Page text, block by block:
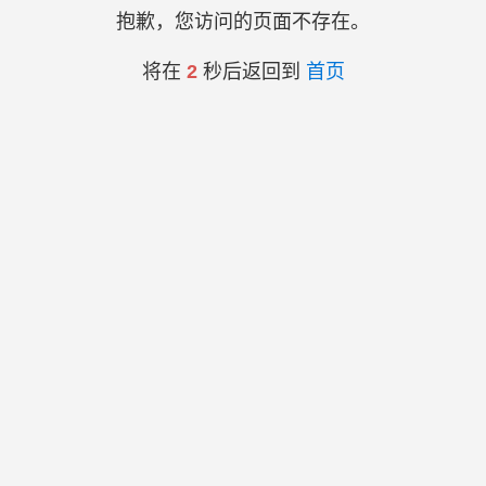
抱歉，您访问的页面不存在。
将在 2秒后返回到 首页